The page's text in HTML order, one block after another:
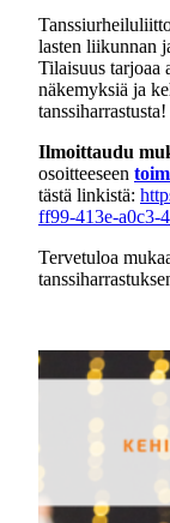
lasten liikunnan
Tilaisuus tarjoaa
näkemyksiä ja
tanssiharrastusta!
Ilmoittaudu
osoitteeseen
tästä linkistä:
ff99-413e-a0c3-
Tervetuloa